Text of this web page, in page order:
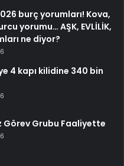
burç yorumları! Kova,
yorumu… AŞK, EVLİLİK,
ne diyor?
4 kapı kilidine 340 bin
Görev Grubu Faaliyette